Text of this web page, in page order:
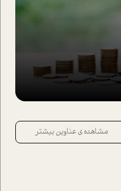
مشاهده ی عناوین بیشتر